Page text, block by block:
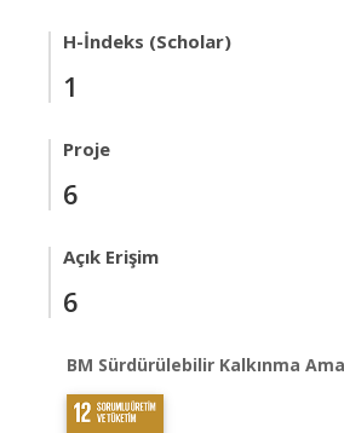
H-İndeks (Scholar)
1
Proje
6
Açık Erişim
6
BM Sürdürülebilir Kalkınma